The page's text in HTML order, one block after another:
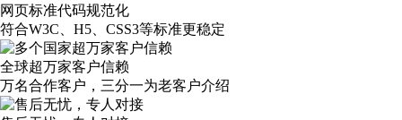
网页标准代码规范化
符合W3C、H5、CSS3等标准更稳定
全球超万家客户信赖
万名合作客户，三分一为老客户介绍